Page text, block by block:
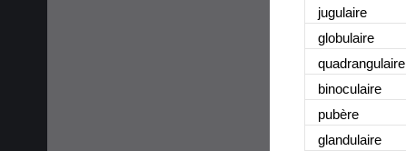
jugulaire
globulaire
quadrangulaire
binoculaire
pubère
glandulaire